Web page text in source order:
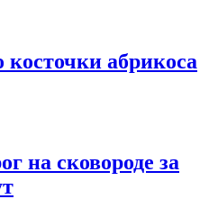
абрикоса
на сковороде за